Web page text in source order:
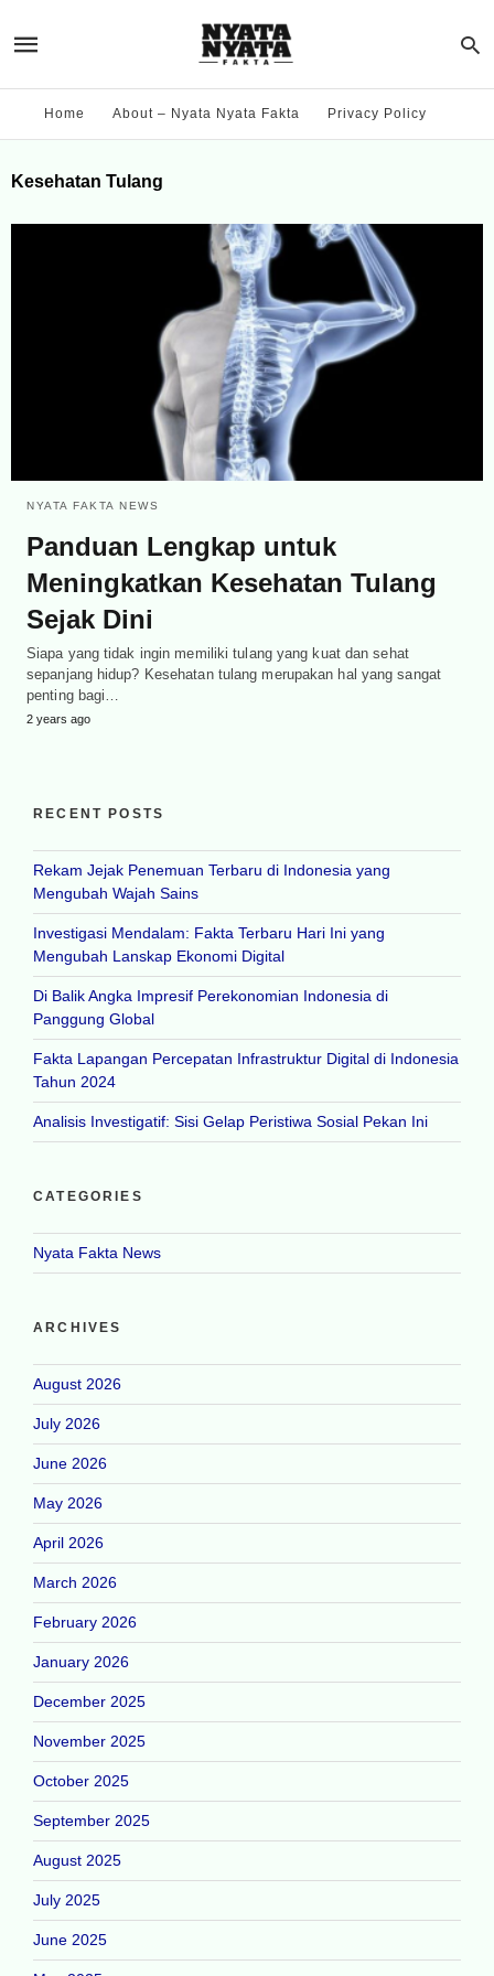
Home About – Nyata Nyata Fakta Privacy Policy
Kesehatan Tulang
NYATA FAKTA NEWS
Panduan Lengkap untuk
Meningkatkan Kesehatan Tulang
Sejak Dini
Siapa yang tidak ingin memiliki tulang yang kuat dan sehat
sepanjang hidup? Kesehatan tulang merupakan hal yang sangat
penting bagi…
2 years ago
RECENT POSTS
Rekam Jejak Penemuan Terbaru di Indonesia yang
Mengubah Wajah Sains
Investigasi Mendalam: Fakta Terbaru Hari Ini yang
Mengubah Lanskap Ekonomi Digital
Di Balik Angka Impresif Perekonomian Indonesia di
Panggung Global
Fakta Lapangan Percepatan Infrastruktur Digital di Indonesia
Tahun 2024
Analisis Investigatif: Sisi Gelap Peristiwa Sosial Pekan Ini
CATEGORIES
Nyata Fakta News
ARCHIVES
August 2026
July 2026
June 2026
May 2026
April 2026
March 2026
February 2026
January 2026
December 2025
November 2025
October 2025
September 2025
August 2025
July 2025
June 2025